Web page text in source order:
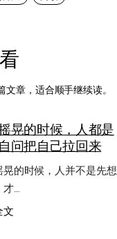
文章，适合顺手继续读。
晃的时候，人都是
问把自己拉回来
晃的时候，人并不是先想
…
文：